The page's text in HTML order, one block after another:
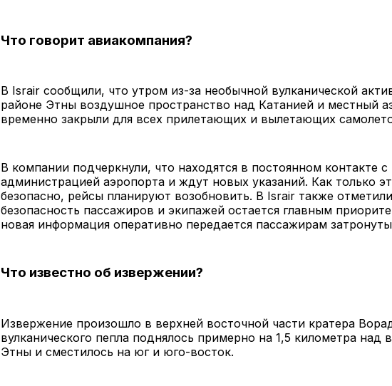
Что говорит авиакомпания?
В Israir сообщили, что утром из-за необычной вулканической
районе Этны воздушное пространство над Катанией и местный
временно закрыли для всех прилетающих и вылетающих
В компании подчеркнули, что находятся в постоянном контакте с
администрацией аэропорта и ждут новых указаний. Как только
безопасно, рейсы планируют возобновить. В Israir также
безопасность пассажиров и экипажей остается главным
новая информация оперативно передается пассажирам
Что известно об извержении?
Извержение произошло в верхней восточной части кратера
вулканического пепла поднялось примерно на 1,5 километра над
Этны и сместилось на юг и юго-восток.